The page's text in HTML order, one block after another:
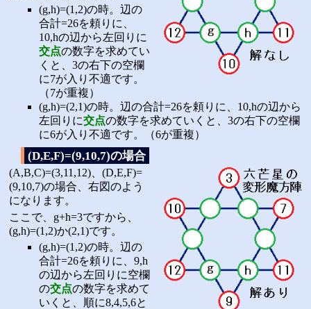
(g,h)=(1,2)の時。辺の
合計=26を頼りに、
10,hの辺から左回りに
交点の数字を求めてい
くと、3の右下の空欄
に7が入り不適です。
（7が重複）
(g,h)=(2,1)の時。辺の合計=26を頼りに、10,hの辺から
左回りに交点の数字を求めていくと、3の右下の空欄
に6が入り不適です。（6が重複）
(D,E,F)=(9,10,7)の場合
(A,B,C)=(3,11,12)、(D,E,F)=
(9,10,7)の場合、右図のよう
になります。
ここで、g+h=3ですから、
(g,h)=(1,2)か(2,1)です。
(g,h)=(1,2)の時。辺の
合計=26を頼りに、9,h
の辺から左回りに空欄
の交点の数字を求めて
いくと、順に8,4,5,6と